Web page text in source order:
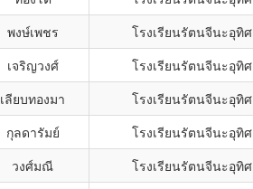
พงษ์เพชร โรงเรียนรัตนจีนะอุทิศ
เจริญวงศ์ โรงเรียนรัตนจีนะอุทิศ
เลียบทองมา โรงเรียนรัตนจีนะอุทิศ
กุลดารัมย์ โรงเรียนรัตนจีนะอุทิศ
วงศ์มณี โรงเรียนรัตนจีนะอุทิศ